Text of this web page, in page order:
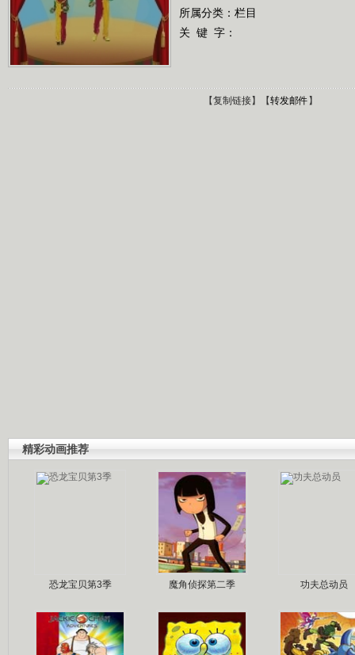
所属分类：栏目
关 键 字：
【复制链接】【转发邮件】
精彩动画推荐
恐龙宝贝第3季 魔角侦探第二季 功夫总动员